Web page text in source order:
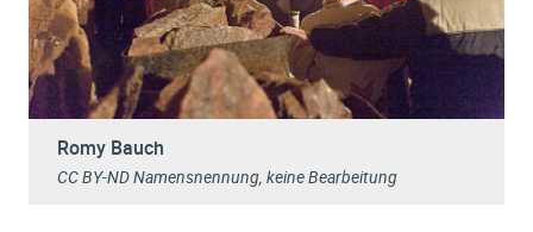
Romy Bauch
CC BY-ND Namensnennung, keine Bearbeitung